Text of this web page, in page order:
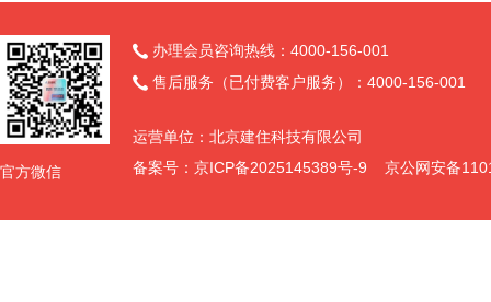
官方微信
 办理会员咨询热线：4000-156-001
 售后服务（已付费客户服务）：4000-156-001
运营单位：北京建住科技有限公司
备案号： 京ICP备2025145389号-9 京公网安备